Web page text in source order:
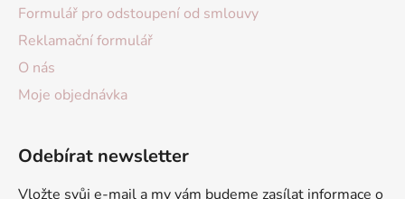
Formulář pro odstoupení od smlouvy
Reklamační formulář
O nás
Moje objednávka
Odebírat newsletter
Vložte svůj e-mail a my vám budeme zasílat informace o